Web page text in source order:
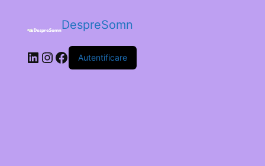
DespreSomn
Autentificare